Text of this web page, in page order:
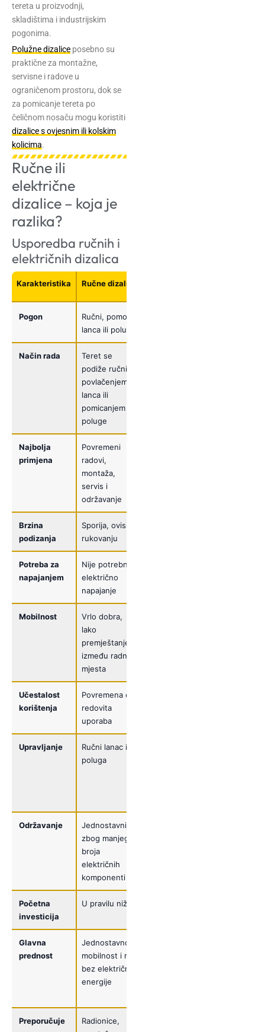
tereta u proizvodnji,
skladištima i industrijskim
pogonima.
Polužne dizalice posebno su
praktične za montažne,
servisne i radove u
ograničenom prostoru, dok se
za pomicanje tereta po
čeličnom nosaču mogu koristiti
dizalice s ovjesnim ili kolskim
kolicima.
Ručne ili
električne
dizalice – koja je
razlika?
Usporedba ručnih i
električnih dizalica
Karakteristika Ručne dizalice
Pogon
Ručni, pomoću
lanca ili poluge
Način rada
Teret se
podiže ručnim
povlačenjem
lanca ili
pomicanjem
poluge
Najbolja
primjena
Povremeni
radovi,
montaža,
servis i
održavanje
Brzina
podizanja
Sporija, ovisi o
rukovanju
Potreba za
napajanjem
Nije potrebno
električno
napajanje
Mobilnost
Vrlo dobra,
lako
premještanje
između radnih
mjesta
Učestalost
korištenja
Povremena do
redovita
uporaba
Upravljanje
Ručni lanac ili
poluga
Održavanje
Jednostavnije
zbog manjeg
broja
električnih
komponenti
Početna
investicija
U pravilu niža
Glavna
prednost
Jednostavnost,
mobilnost i rad
bez električne
energije
Preporučuje
Radionice,